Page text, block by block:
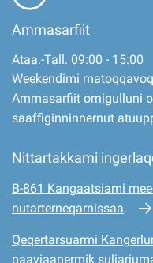
Ammasarfiit
Ataa.-Tall. 09:00 - 15:00
Weekendimi
Ammasarfiit ornigulluni
saaffiginninnernut
Nittartakkami
B-861 Kangaatsiami
nutarterneqarnissaa
Qeqertarsuarmi
paaviaanermik